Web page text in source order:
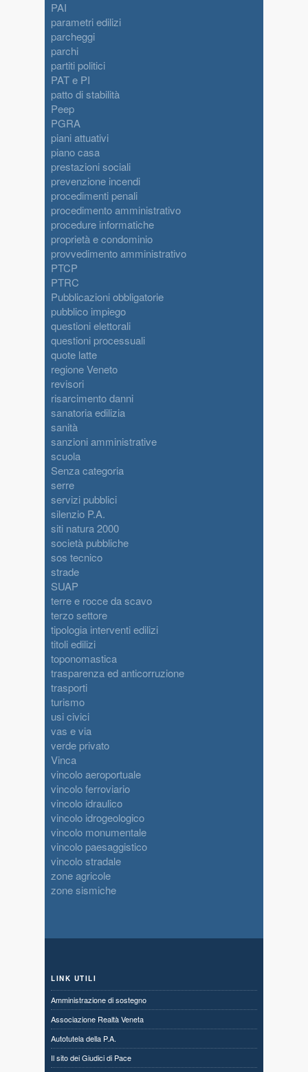
PAI
parametri edilizi
parcheggi
parchi
partiti politici
PAT e PI
patto di stabilità
Peep
PGRA
piani attuativi
piano casa
prestazioni sociali
prevenzione incendi
procedimenti penali
procedimento amministrativo
procedure informatiche
proprietà e condominio
provvedimento amministrativo
PTCP
PTRC
Pubblicazioni obbligatorie
pubblico impiego
questioni elettorali
questioni processuali
quote latte
regione Veneto
revisori
risarcimento danni
sanatoria edilizia
sanità
sanzioni amministrative
scuola
Senza categoria
serre
servizi pubblici
silenzio P.A.
siti natura 2000
società pubbliche
sos tecnico
strade
SUAP
terre e rocce da scavo
terzo settore
tipologia interventi edilizi
titoli edilizi
toponomastica
trasparenza ed anticorruzione
trasporti
turismo
usi civici
vas e via
verde privato
Vinca
vincolo aeroportuale
vincolo ferroviario
vincolo idraulico
vincolo idrogeologico
vincolo monumentale
vincolo paesaggistico
vincolo stradale
zone agricole
zone sismiche
LINK UTILI
Amministrazione di sostegno
Associazione Realtà Veneta
Autotutela della P.A.
Il sito dei Giudici di Pace